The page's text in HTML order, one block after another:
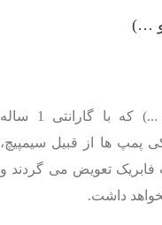
و …)
و ...) که با گارانتی 1 ساله
پمپ ها از قبیل سیمپیچ،
تعویض می گردند و
داشت.